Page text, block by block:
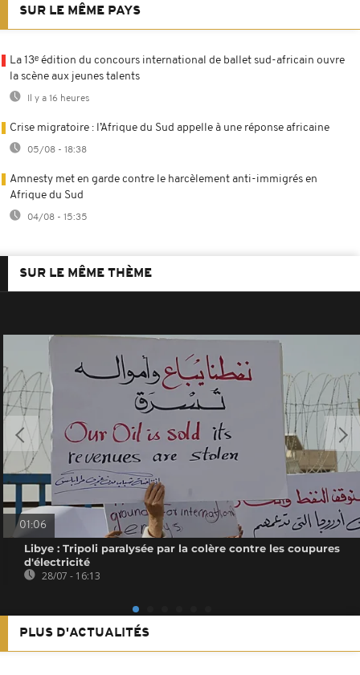
SUR LE MÊME PAYS
La 13ᵉ édition du concours international de ballet sud-africain ouvre
la scène aux jeunes talents
Il y a 16 heures
Crise migratoire : l’Afrique du Sud appelle à une réponse africaine
05/08 - 18:38
Amnesty met en garde contre le harcèlement anti-immigrés en
Afrique du Sud
04/08 - 15:35
SUR LE MÊME THÈME
01:06
Libye : Tripoli paralysée par la colère contre les coupures
d'électricité
28/07 - 16:13
PLUS D'ACTUALITÉS